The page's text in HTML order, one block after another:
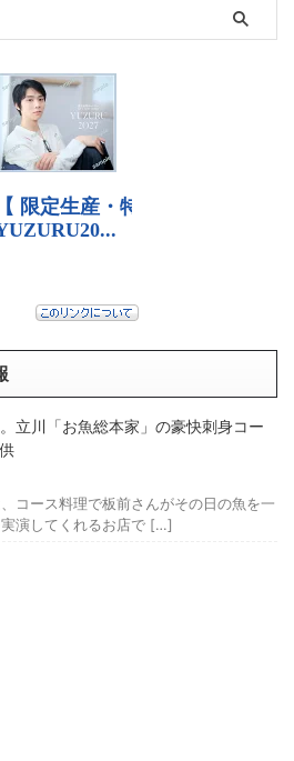
立川「お魚総本家」の豪快刺身コー
コース料理で板前さんがその日の魚を一
演してくれるお店で […]